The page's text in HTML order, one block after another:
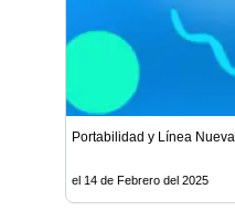
Portabilidad y Línea Nueva
el 14 de Febrero del 2025